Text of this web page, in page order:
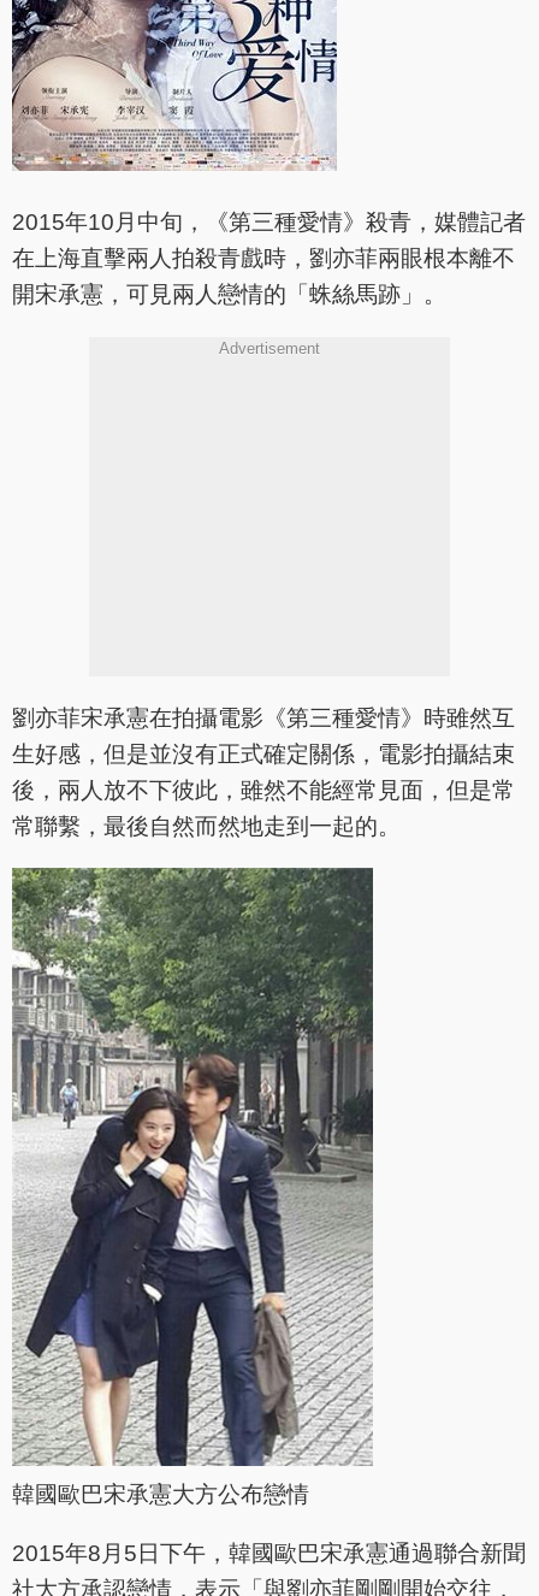
2015年10月中旬，《第三種愛情》殺青，媒體記者
在上海直擊兩人拍殺青戲時，劉亦菲兩眼根本離不
開宋承憲，可見兩人戀情的「蛛絲馬跡」。
Advertisement
劉亦菲宋承憲在拍攝電影《第三種愛情》時雖然互
生好感，但是並沒有正式確定關係，電影拍攝結束
後，兩人放不下彼此，雖然不能經常見面，但是常
常聯繫，最後自然而然地走到一起的。
韓國歐巴宋承憲大方公布戀情
2015年8月5日下午，韓國歐巴宋承憲通過聯合新聞
社大方承認戀情，表示「與劉亦菲剛剛開始交往，